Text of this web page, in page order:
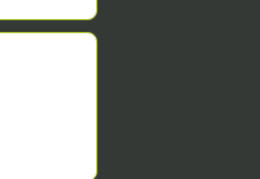
07.